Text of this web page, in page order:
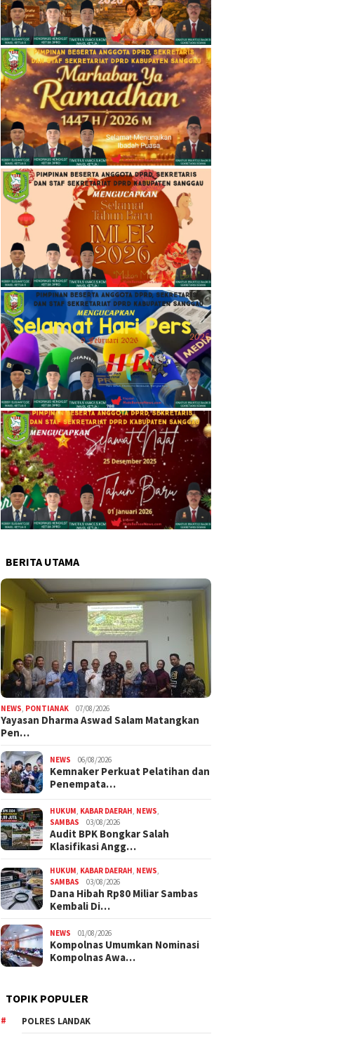
BERITA UTAMA
NEWS PONTIANAK 07/08/2026
Yayasan Dharma Aswad Salam Matangkan
Pen…
NEWS 06/08/2026
Kemnaker Perkuat Pelatihan dan
Penempata…
HUKUM KABAR DAERAH NEWS
SAMBAS
03/08/2026
Audit BPK Bongkar Salah
Klasifikasi Angg…
HUKUM KABAR DAERAH NEWS
SAMBAS
03/08/2026
Dana Hibah Rp80 Miliar Sambas
Kembali Di…
NEWS 01/08/2026
Kompolnas Umumkan Nominasi
Kompolnas Awa…
TOPIK POPULER
POLRES LANDAK